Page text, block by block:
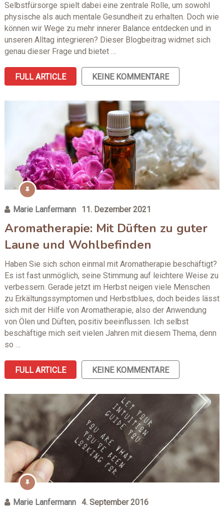
Selbstfürsorge spielt dabei eine zentrale Rolle, um sowohl
physische als auch mentale Gesundheit zu erhalten. Doch wie
können wir Wege zu mehr innerer Balance entdecken und in
unseren Alltag integrieren? Dieser Blogbeitrag widmet sich
genau dieser Frage und bietet …
FULL ARTICLE KEINE KOMMENTARE
Marie Lanfermann 11. Dezember 2021
Aromatherapie: Mit Düften zu guter
Laune und Wohlbefinden
Haben Sie sich schon einmal mit Aromatherapie beschäftigt?
Es ist fast unmöglich, seine Stimmung auf leichtere Weise zu
verbessern. Gerade jetzt im Herbst neigen viele Menschen
zu Erkältungssymptomen und Herbstblues, doch beides lässt
sich mit der Hilfe von Aromatherapie, also der Anwendung
von Ölen und Düften, positiv beeinflussen. Ich selbst
beschäftige mich seit vielen Jahren mit diesem Thema, denn
so …
FULL ARTICLE KEINE KOMMENTARE
Marie Lanfermann 4. September 2016